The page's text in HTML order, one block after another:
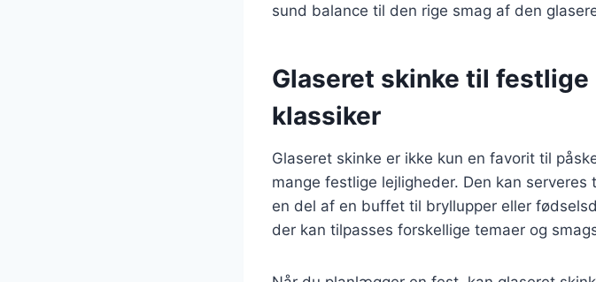
sund balance til den rige smag af den
Glaseret skinke til
klassiker
Glaseret skinke er ikke kun en favorit til
mange festlige lejligheder. Den kan
en del af en buffet til bryllupper eller
der kan tilpasses forskellige temaer og